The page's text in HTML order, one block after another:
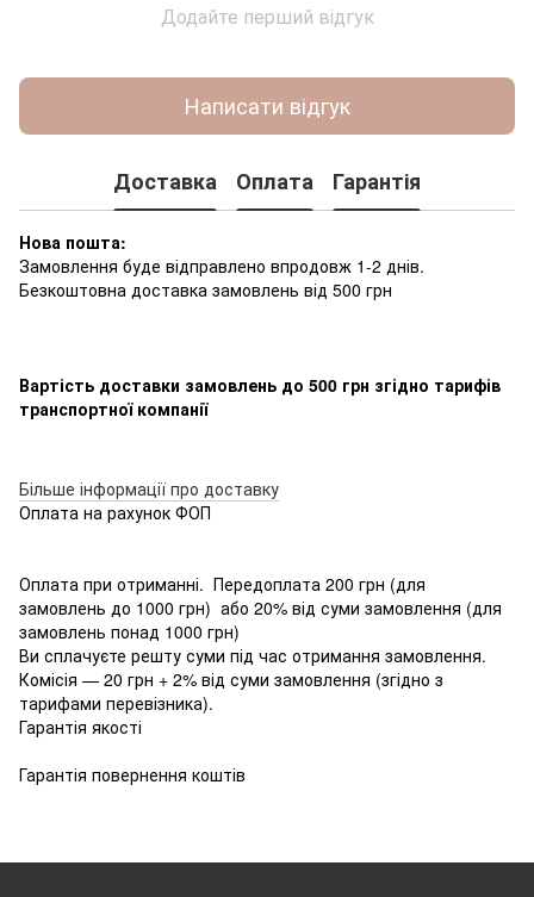
Додайте перший відгук
Написати відгук
Доставка Оплата Гарантія
Нова пошта:
Замовлення буде відправлено впродовж 1-2 днів.
Безкоштовна доставка замовлень від 500 грн
Вартість доставки замовлень до 500 грн згідно тарифів
транспортної компанії
Більше інформації про доставку
Оплата на рахунок ФОП
Оплата при отриманні. Передоплата 200 грн (для
замовлень до 1000 грн) або 20% від суми замовлення (для
замовлень понад 1000 грн)
Ви сплачуєте решту суми під час отримання замовлення.
Комісія — 20 грн + 2% від суми замовлення (згідно з
тарифами перевізника).
Гарантія якості
Гарантія повернення коштів